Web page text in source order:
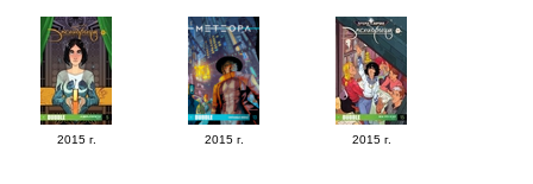
2015 г. 2015 г. 2015 г.